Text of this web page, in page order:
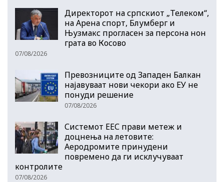
Директорот на српскиот „Телеком“,
на Арена спорт, Блумберг и
Њузмакс прогласен за персона нон
грата во Косово
07/08/2026
Превозниците од Западен Балкан
најавуваат нови чекори ако ЕУ не
понуди решение
07/08/2026
Системот ЕЕС прави метеж и
доцнења на летовите:
Аеродромите принудени
повремено да ги исклучуваат
контролите
07/08/2026